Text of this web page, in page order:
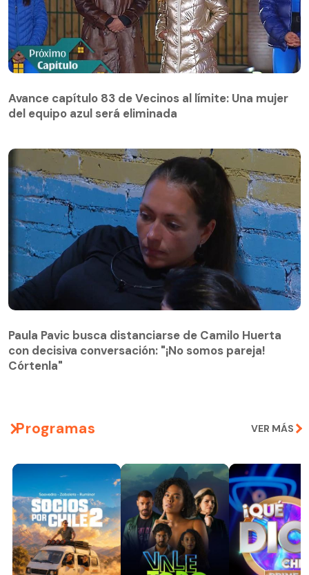
del equipo azul será eliminada
Avance capítulo 83 de Vecinos al límite: Una mujer
del equipo azul será eliminada
con decisiva conversación: "¡No somos pareja!
Córtenla"
Paula Pavic busca distanciarse de Camilo Huerta
con decisiva conversación: "¡No somos pareja!
Córtenla"
Programas VER MÁS